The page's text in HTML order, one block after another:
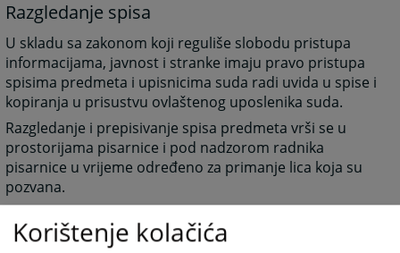
Razgledanje spisa
U skladu sa zakonom koji reguliše slobodu pristupa
informacijama, javnost i stranke imaju pravo pristupa
spisima predmeta i upisnicima suda radi uvida u spise i
kopiranja u prisustvu ovlaštenog uposlenika suda.
Razgledanje i prepisivanje spisa predmeta vrši se u
prostorijama pisarnice i pod nadzorom radnika
pisarnice u vrijeme određeno za primanje lica koja su
pozvana.
Službenik za odnose sa javnošću je dužan postupati u
skladu sa zakonom koji reguliše slobodu pristupa
Korištenje kolačića